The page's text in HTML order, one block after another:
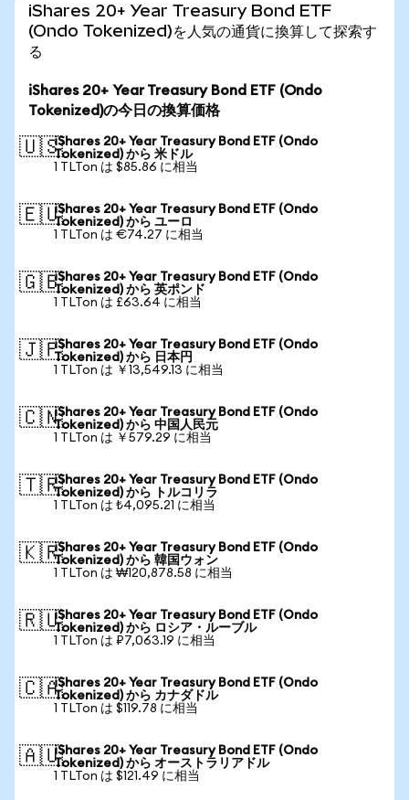
iShares 20+ Year Treasury Bond ETF
(Ondo Tokenized)を人気の通貨に換算して探索す
る
iShares 20+ Year Treasury Bond ETF (Ondo
Tokenized)の今日の換算価格
🇺🇸iShares 20+ Year Treasury Bond ETF (Ondo
Tokenized) から 米ドル
1 TLTon は $85.86 に相当
🇪🇺iShares 20+ Year Treasury Bond ETF (Ondo
Tokenized) から ユーロ
1 TLTon は €74.27 に相当
🇬🇧iShares 20+ Year Treasury Bond ETF (Ondo
Tokenized) から 英ポンド
1 TLTon は £63.64 に相当
🇯🇵iShares 20+ Year Treasury Bond ETF (Ondo
Tokenized) から 日本円
1 TLTon は ￥13,549.13 に相当
🇨🇳iShares 20+ Year Treasury Bond ETF (Ondo
Tokenized) から 中国人民元
1 TLTon は ￥579.29 に相当
🇹🇷iShares 20+ Year Treasury Bond ETF (Ondo
Tokenized) から トルコリラ
1 TLTon は ₺4,095.21 に相当
🇰🇷iShares 20+ Year Treasury Bond ETF (Ondo
Tokenized) から 韓国ウォン
1 TLTon は ₩120,878.58 に相当
🇷🇺iShares 20+ Year Treasury Bond ETF (Ondo
Tokenized) から ロシア・ルーブル
1 TLTon は ₽7,063.19 に相当
🇨🇦iShares 20+ Year Treasury Bond ETF (Ondo
Tokenized) から カナダドル
1 TLTon は $119.78 に相当
🇦🇺iShares 20+ Year Treasury Bond ETF (Ondo
Tokenized) から オーストラリアドル
1 TLTon は $121.49 に相当